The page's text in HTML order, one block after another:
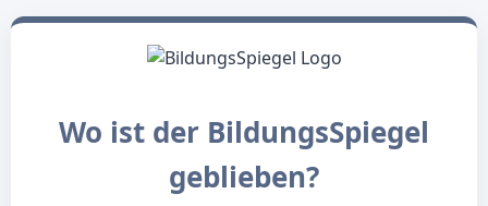
Wo ist der BildungsSpiegel
geblieben?